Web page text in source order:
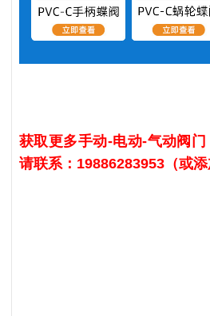
获取更多手动-电动-气动阀
请联系：19886283953（或